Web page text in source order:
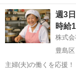
の食を支える 『シダッ
しながら働く 20～40代しゅ
理経験があれば、 未...
東京 豊島区 池
週3
時給
株式
豊島区
主婦(夫)の働くを応援！ [勤務日数]： 週3日~5日